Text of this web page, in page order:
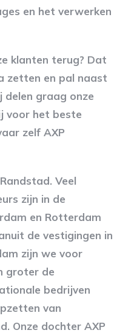
en het verwerken
klanten terug? Dat
zetten en pal naast
delen graag onze
voor het beste
zelf AXP
Veel
zijn in de
en Rotterdam
de vestigingen in
zijn we voor
groter de
bedrijven
van
Onze dochter AXP